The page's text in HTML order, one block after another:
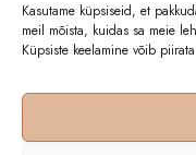
Kasutame küpsiseid, et
meil mõista, kuidas sa meie
Küpsiste keelamine võib